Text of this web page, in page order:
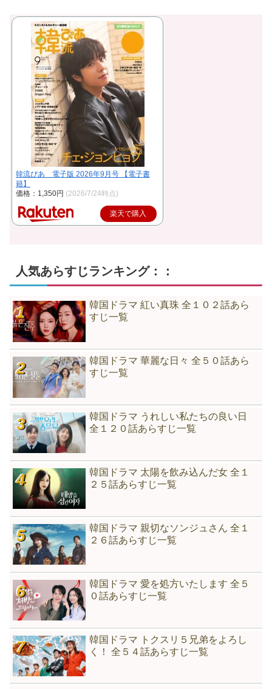
韓流ぴあ 電子版 2026年9月号 【電子書
籍】
価格：1,350円 (2026/7/24時点)
楽天で購入
人気あらすじランキング：：
韓国ドラマ 紅い真珠 全１０２話あら
すじ一覧
韓国ドラマ 華麗な日々 全５０話あら
すじ一覧
韓国ドラマ うれしい私たちの良い日
全１２０話あらすじ一覧
韓国ドラマ 太陽を飲み込んだ女 全１
２５話あらすじ一覧
韓国ドラマ 親切なソンジュさん 全１
２６話あらすじ一覧
韓国ドラマ 愛を処方いたします 全５
０話あらすじ一覧
韓国ドラマ トクスリ５兄弟をよろし
く！ 全５４話あらすじ一覧